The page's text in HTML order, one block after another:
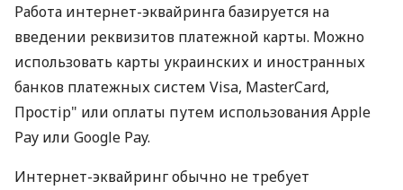
Работа интернет-эквайринга базируется на
введении реквизитов платежной карты. Можно
использовать карты украинских и иностранных
банков платежных систем Visa, MasterCard,
Простір" или оплаты путем использования Apple
Pay или Google Pay.
Интернет-эквайринг обычно не требует